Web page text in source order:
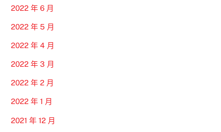
2022 年 6 月
2022 年 5 月
2022 年 4 月
2022 年 3 月
2022 年 2 月
2022 年 1 月
2021 年 12 月